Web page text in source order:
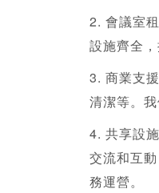
2. 會議室
設施齊全
3. 商業支
清潔等。
4. 共享設
交流和互
務運營。